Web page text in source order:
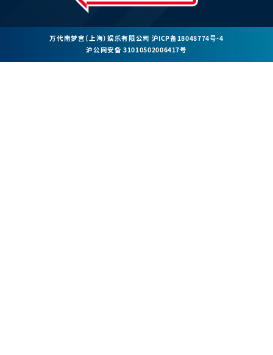
万代南梦宫（上海）娱乐有限公司 沪ICP备18048774号-4
沪公网安备 31010502006417号